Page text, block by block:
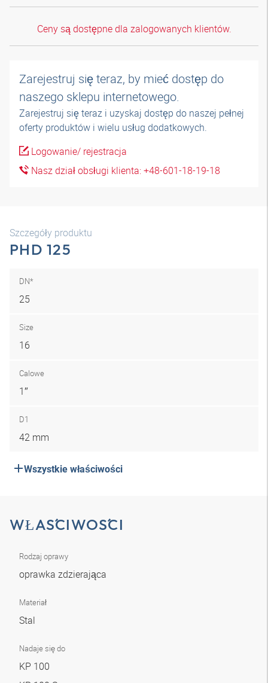
Ceny są dostępne dla zalogowanych klientów.
Zarejestruj się teraz, by mieć dostęp do
naszego sklepu internetowego.
Zarejestruj się teraz i uzyskaj dostęp do naszej pełnej
oferty produktów i wielu usług dodatkowych.
Logowanie/ rejestracja
Nasz dział obsługi klienta: +48-601-18-19-18
Szczegóły produktu
PHD 125
DN*
25
Size
16
Calowe
1″
D1
42 mm
Wszystkie właściwości
WŁAŚCIWOŚCI
Rodzaj oprawy
oprawka zdzierająca
Materiał
Stal
Nadaje się do
KP 100